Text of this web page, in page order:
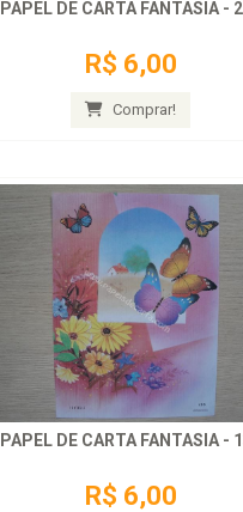
PAPEL DE CARTA FANTASIA -
R$ 6,00
Comprar!
PAPEL DE CARTA FANTASIA -
R$ 6,00